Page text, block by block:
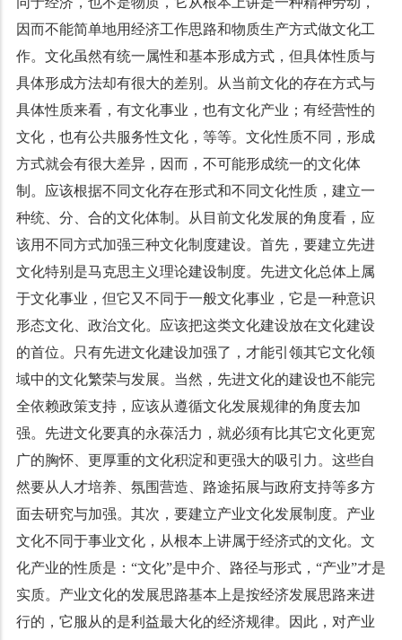
因而不能简单地用经济工作思路和物质生产方式做文化工
作。文化虽然有统一属性和基本形成方式，但具体性质与
具体形成方法却有很大的差别。从当前文化的存在方式与
具体性质来看，有文化事业，也有文化产业；有经营性的
文化，也有公共服务性文化，等等。文化性质不同，形成
方式就会有很大差异，因而，不可能形成统一的文化体
制。应该根据不同文化存在形式和不同文化性质，建立一
种统、分、合的文化体制。从目前文化发展的角度看，应
该用不同方式加强三种文化制度建设。首先，要建立先进
文化特别是马克思主义理论建设制度。先进文化总体上属
于文化事业，但它又不同于一般文化事业，它是一种意识
形态文化、政治文化。应该把这类文化建设放在文化建设
的首位。只有先进文化建设加强了，才能引领其它文化领
域中的文化繁荣与发展。当然，先进文化的建设也不能完
全依赖政策支持，应该从遵循文化发展规律的角度去加
强。先进文化要真的永葆活力，就必须有比其它文化更宽
广的胸怀、更厚重的文化积淀和更强大的吸引力。这些自
然要从人才培养、氛围营造、路途拓展与政府支持等多方
面去研究与加强。其次，要建立产业文化发展制度。产业
文化不同于事业文化，从根本上讲属于经济式的文化。文
化产业的性质是：“文化”是中介、路径与形式，“产业”才是
实质。产业文化的发展思路基本上是按经济发展思路来进
行的，它服从的是利益最大化的经济规律。因此，对产业